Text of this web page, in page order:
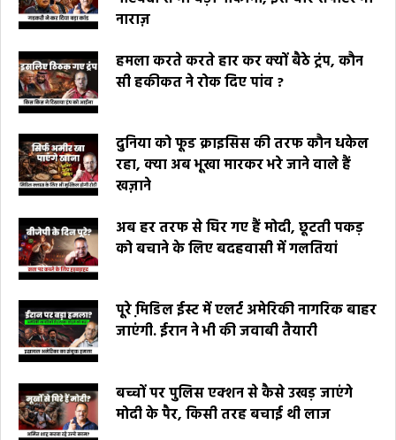
नाराज़
हमला करते करते हार कर क्यों बैठे ट्रंप, कौन
सी हकीकत ने रोक दिए पांव ?
दुनिया को फूड क्राइसिस की तरफ कौन धकेल
रहा, क्या अब भूखा मारकर भरे जाने वाले हैं
खज़ाने
अब हर तरफ से घिर गए हैं मोदी, छूटती पकड़
को बचाने के लिए बदहवासी में गलतियां
पूरे मि़डिल ईस्ट में एलर्ट अमेरिकी नागरिक बाहर
जाएंगी. ईरान ने भी की जवाबी तैयारी
बच्चों पर पुलिस एक्शन से कैसे उखड़ जाएंगे
मोदी के पैर, किसी तरह बचाई थी लाज